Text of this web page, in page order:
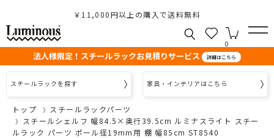
￥11,000円以上の購入で送料無料
0
法人様限定！スチールラックお見積りサービス 詳細はこちら
スチールラックを探す 家具・インテリアはこちら
トップ
スチールラックパーツ
スチールシェルフ 幅84.5×奥行39.5cm ルミナスライト スチー
ルラック パーツ ポール径19mm用 棚 幅85cm ST8540